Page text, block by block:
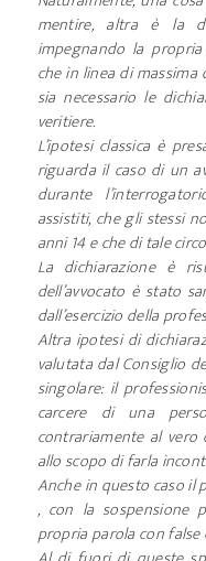
mentire, altra è la
impegnando la
che in linea di
sia necessario le
veritiere.
L’ipotesi classica è
riguarda il caso di un
durante
assistiti, che gli stessi
anni 14 e che di tale
La dichiarazione è
dell’avvocato è stato
dall’esercizio della
Altra ipotesi di
valutata dal Consiglio
singolare: il
carcere di una
contrariamente al
allo scopo di farla
Anche in questo caso il
, con la sospensione
propria parola con false